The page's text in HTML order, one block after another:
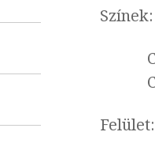
Színek:
Felület: